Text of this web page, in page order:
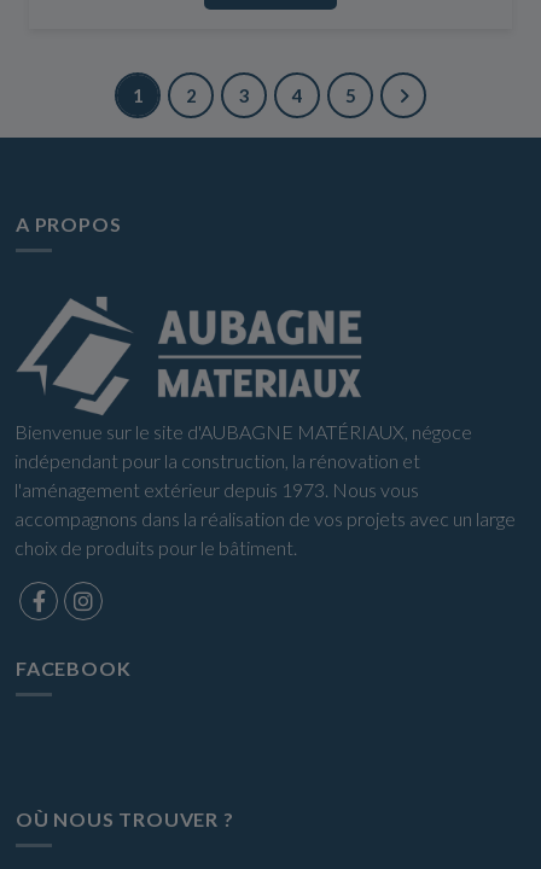
1 2 3 4 5
A PROPOS
Bienvenue sur le site d'AUBAGNE MATÉRIAUX, négoce
indépendant pour la construction, la rénovation et
l'aménagement extérieur depuis 1973. Nous vous
accompagnons dans la réalisation de vos projets avec un large
choix de produits pour le bâtiment.
FACEBOOK
OÙ NOUS TROUVER ?